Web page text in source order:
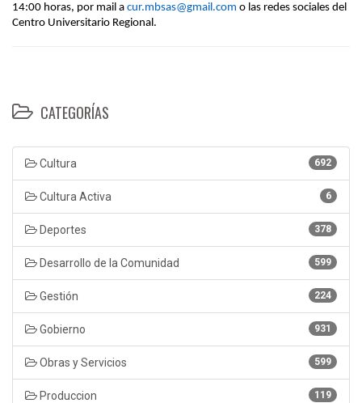
14:00 horas, por mail a cur.mbsas@gmail.com o las redes sociales del
Centro Universitario Regional.
CATEGORÍAS
692
Cultura
6
Cultura Activa
378
Deportes
599
Desarrollo de la Comunidad
224
Gestión
931
Gobierno
599
Obras y Servicios
119
Produccion